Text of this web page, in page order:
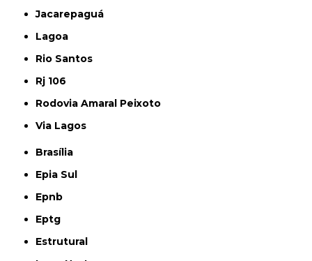
Jacarepaguá
Lagoa
Rio Santos
Rj 106
Rodovia Amaral Peixoto
Via Lagos
Brasília
Epia Sul
Epnb
Eptg
Estrutural